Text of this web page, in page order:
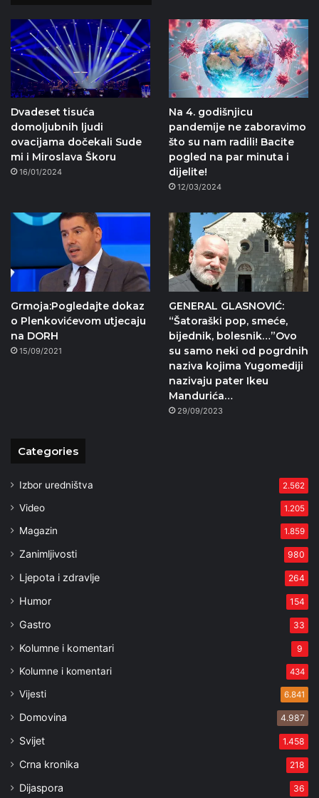
Dvadeset tisuća
domoljubnih ljudi
ovacijama dočekali Sude
mi i Miroslava Škoru
16/01/2024
Na 4. godišnjicu
pandemije ne zaboravimo
što su nam radili! Bacite
pogled na par minuta i
dijelite!
12/03/2024
Grmoja:Pogledajte dokaz
o Plenkovićevom utjecaju
na DORH
15/09/2021
GENERAL GLASNOVIĆ:
“Šatoraški pop, smeće,
bijednik, bolesnik…”Ovo
su samo neki od pogrdnih
naziva kojima Yugomediji
nazivaju pater Ikeu
Mandurića…
29/09/2023
Categories
Izbor uredništva 2.562
Video 1.205
Magazin 1.859
Zanimljivosti 980
Ljepota i zdravlje 264
Humor 154
Gastro 33
Kolumne i komentari 9
Kolumne i komentari 434
Vijesti 6.841
Domovina 4.987
Svijet 1.458
Crna kronika 218
Dijaspora 36